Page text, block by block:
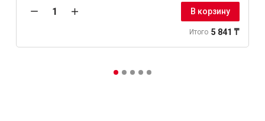
В корзину
Итого 5 841 ₸